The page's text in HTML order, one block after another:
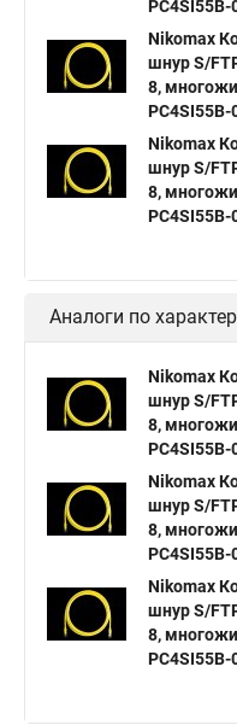
PC4SI55B-
Nikomax
шнур S/
8,
PC4SI55B-
Nikomax
шнур S/
8,
PC4SI55B-
Аналоги по
Nikomax
шнур S/
8,
PC4SI55B-
Nikomax
шнур S/
8,
PC4SI55B-
Nikomax
шнур S/
8,
PC4SI55B-